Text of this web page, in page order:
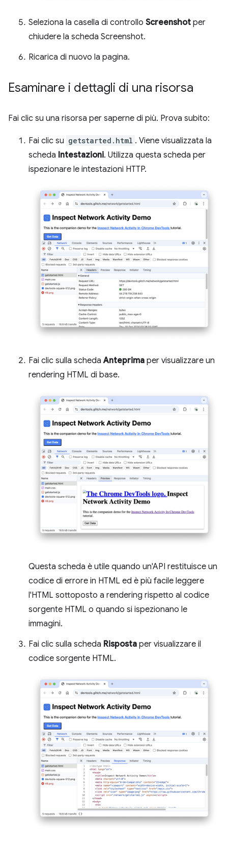
Seleziona la casella di controllo Screenshot per
chiudere la scheda Screenshot.
Ricarica di nuovo la pagina.
Esaminare i dettagli di una risorsa
Fai clic su una risorsa per saperne di più. Prova subito:
Fai clic su getstarted.html . Viene visualizzata la
scheda Intestazioni. Utilizza questa scheda per
ispezionare le intestazioni HTTP.
Fai clic sulla schedaAnteprima per visualizzare un
rendering HTML di base.
Questa scheda è utile quando un'API restituisce un
codice di errore in HTML ed è più facile leggere
l'HTML sottoposto a rendering rispetto al codice
sorgente HTML o quando si ispezionano le
immagini.
Fai clic sulla scheda Risposta per visualizzare il
codice sorgente HTML.